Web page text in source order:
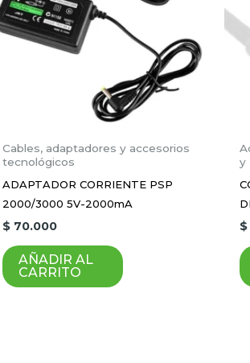
y sitio web en este
Cables, adaptadores y accesorios
tecnológicos
ADAPTADOR CORRIENTE PSP
2000/3000 5V-2000mA
$ 70.000
AÑADIR AL
CARRITO
y
$